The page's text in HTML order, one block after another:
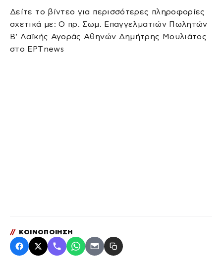
Δείτε το βίντεο για περισσότερες πληροφορίες
σχετικά με: Ο πρ. Σωμ. Επαγγελματιών Πωλητών
Β’ Λαϊκής Αγοράς Αθηνών Δημήτρης Μουλιάτος
στο ΕΡΤnews
// ΚΟΙΝΟΠΟΙΗΣΗ